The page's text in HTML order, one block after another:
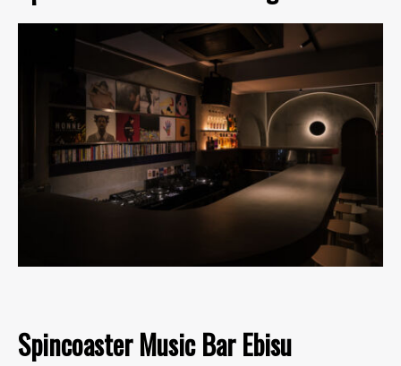
Spincoaster Music Bar Ebisu